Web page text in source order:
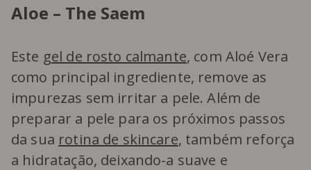
Aloe – The Saem
Este gel de rosto calmante, com Aloé Vera
como principal ingrediente, remove as
impurezas sem irritar a pele. Além de
preparar a pele para os próximos passos
da sua rotina de skincare, também reforça
a hidratação, deixando-a suave e